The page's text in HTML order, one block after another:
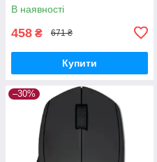
В наявності
458 ₴ 671 ₴
Купити
–30%